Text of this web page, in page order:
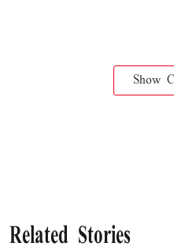
Show
Related Stories